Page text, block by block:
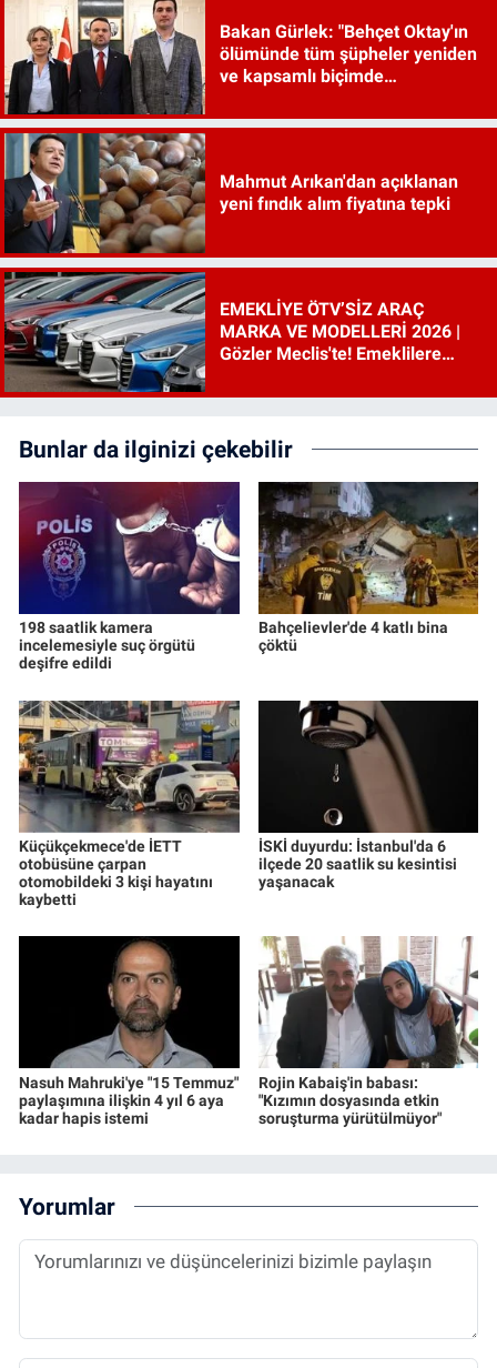
Bakan Gürlek: "Behçet Oktay'ın
ölümünde tüm şüpheler yeniden
ve kapsamlı biçimde
Mahmut Arıkan'dan açıklanan
yeni fındık alım fiyatına tepki
EMEKLİYE ÖTV’SİZ ARAÇ
MARKA VE MODELLERİ 2026 |
Gözler Meclis'te! Emeklilere
ne?
Bunlar da ilginizi çekebilir
198 saatlik kamera
incelemesiyle suç örgütü
deşifre edildi
Bahçelievler'de 4 katlı bina
çöktü
Küçükçekmece'de İETT
otobüsüne çarpan
otomobildeki 3 kişi hayatını
kaybetti
İSKİ duyurdu: İstanbul'da 6
ilçede 20 saatlik su kesintisi
yaşanacak
Nasuh Mahruki'ye "15 Temmuz"
paylaşımına ilişkin 4 yıl 6 aya
kadar hapis istemi
Rojin Kabaiş'in babası:
"Kızımın dosyasında etkin
soruşturma yürütülmüyor"
Yorumlar